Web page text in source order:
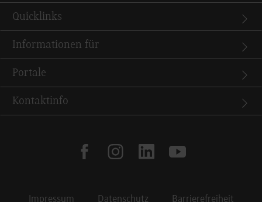
Quicklinks
Informationen für
Portale
Kontaktinfo
facebookinstagramlinkedin youtube